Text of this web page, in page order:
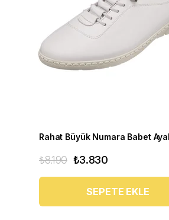
₺3.830
₺8.190
SEPETE EKLE